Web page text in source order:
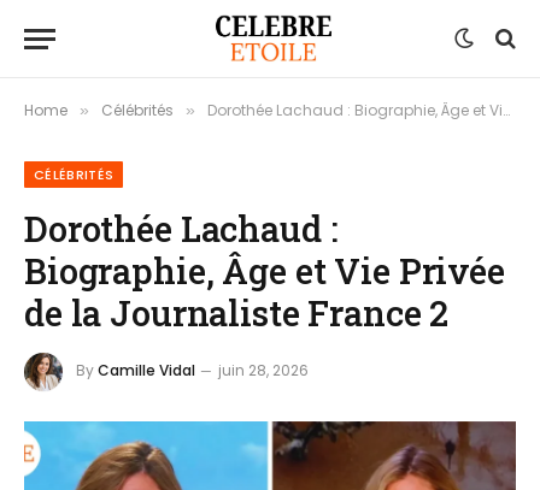
Home » Célébrités » Dorothée Lachaud : Biographie, Âge et Vie Privée de la Journaliste France 2
CÉLÉBRITÉS
Dorothée Lachaud :
Biographie, Âge et Vie Privée
de la Journaliste France 2
ByCamille Vidal juin 28, 2026